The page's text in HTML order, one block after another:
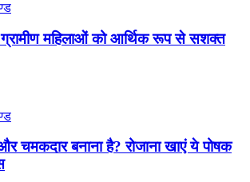
ग्रामीण महिलाओं को आर्थिक रूप से सशक्त
चमकदार बनाना है? रोजाना खाएं ये पोषक